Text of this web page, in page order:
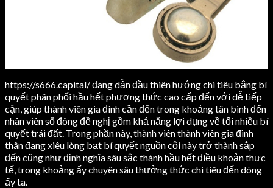
https://s666.capital/ đang dẫn đầu thiên hướng chi tiêu bằng bí
quyết phân phối hầu hết phương thức cao cấp đến với dễ tiếp
cận, giúp thành viên gia đình cần đến trong khoảng tân binh đến
nhân viên số đông đề nghị gồm khả năng lợi dụng về tối nhiều bí
quyết trái đất. Trong phần này, thành viên thành viên gia đình
thân đang xiêu lòng bạt bí quyết nguồn cội này trở thành sắp
đến cũng như định nghĩa sâu sắc thành hầu hết điều khoản thực
tế, trong khoảng ấy chuyên sâu thưởng thức chi tiêu đến dòng
ấy ta.